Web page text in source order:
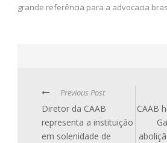
grande referência para a advocacia
Previous Post
Diretor da CAAB
representa a instituição
em solenidade de
CAAB